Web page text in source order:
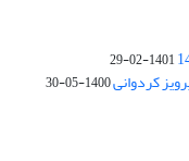
1401-02-29
کردوانی1400-05-30